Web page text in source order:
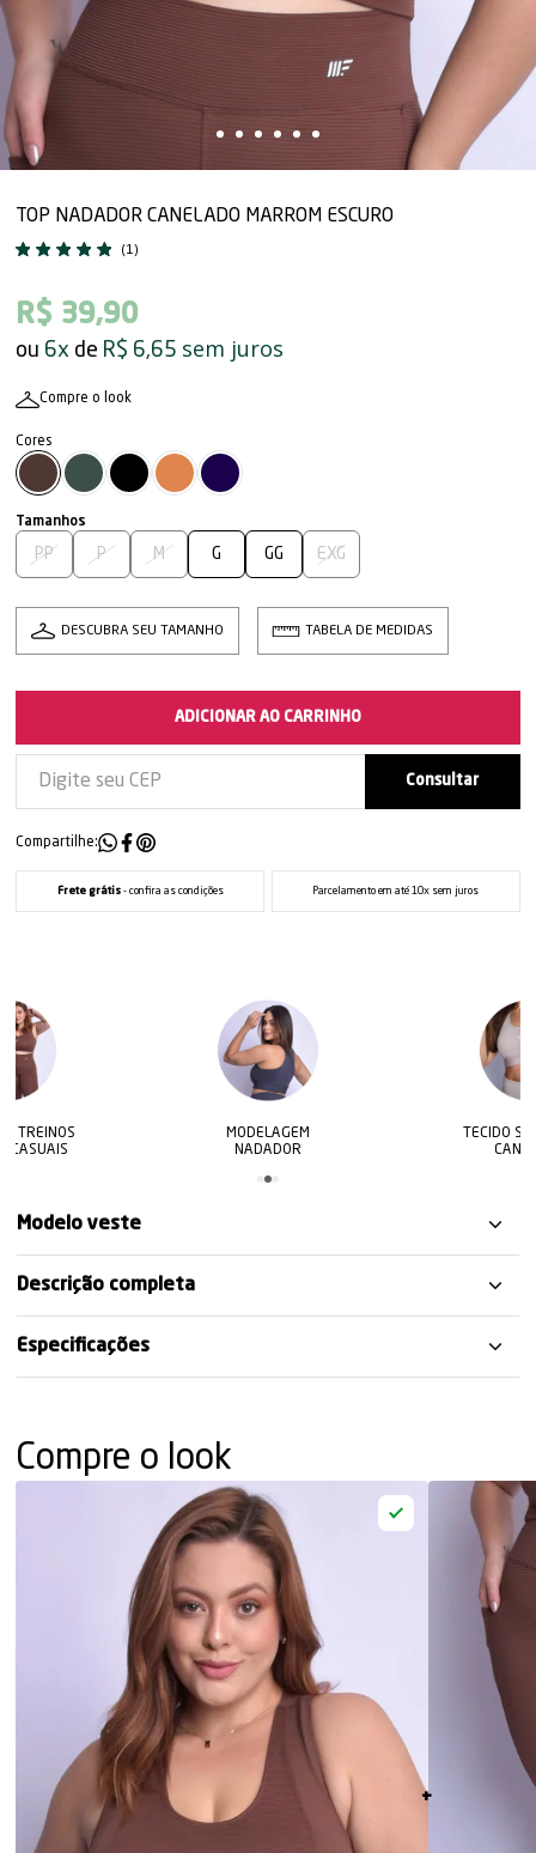
TOP NADADOR CANELADO MARROM ESCURO
(1)
R$ 39,90
6x R$ 6,65 sem juros
Compre o look
PP P M G GG EXG
DESCUBRA SEU TAMANHO TABELA DE MEDIDAS
ADICIONAR AO CARRINHO
Compartilhe:
Frete grátis- confira as condições Parcelamento em até 10x sem juros
TECIDO STYLE WAVE
Modelo veste
Descrição completa
Especificações
Compre o look